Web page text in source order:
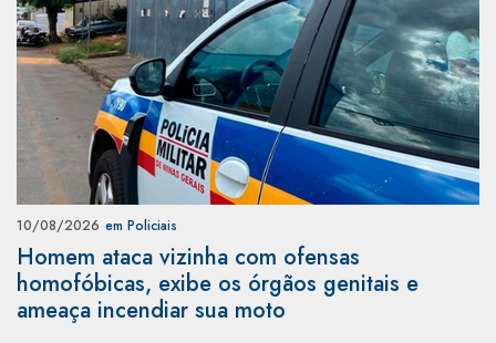
10/08/2026 em Policiais
Homem ataca vizinha com ofensas
homofóbicas, exibe os órgãos genitais e
ameaça incendiar sua moto